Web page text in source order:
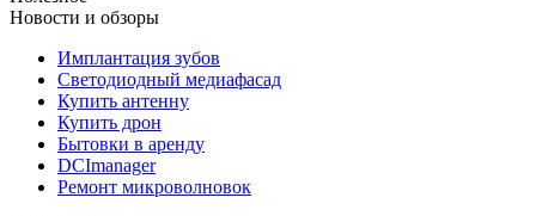
Новости и обзоры
Имплантация зубов
Светодиодный медиафасад
Купить антенну
Купить дрон
Бытовки в аренду
DCImanager
Ремонт микроволновок